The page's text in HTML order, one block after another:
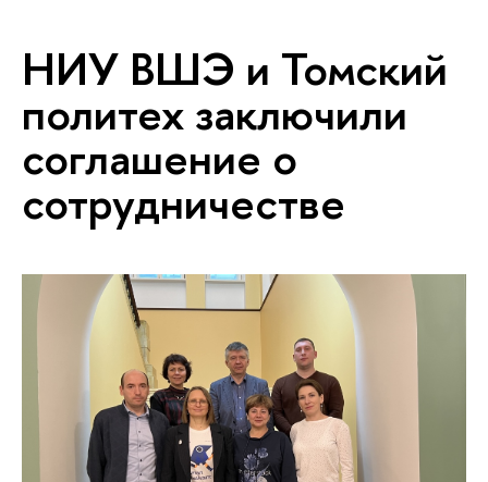
НИУ ВШЭ и Томский
политех заключили
соглашение о
сотрудничестве